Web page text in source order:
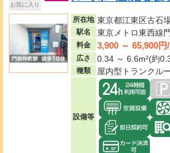
お気に入り
所在地 東京都江東区古石
駅名 東京メトロ東西線
料金 3,900 ～ 65,900円/
広さ 0.34 ～ 6.6m²(約
種類 屋内型トランクル
設備等